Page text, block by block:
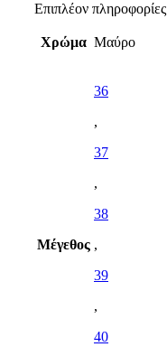
Επιπλέον πληροφορίες
Χρώμα Μαύρο
Μέγεθος
36
,
37
,
38
,
39
,
40